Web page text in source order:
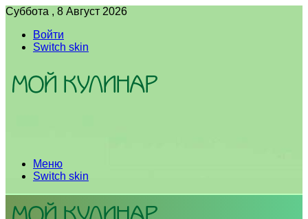
Суббота , 8 Август 2026
Войти
Switch skin
Меню
Switch skin